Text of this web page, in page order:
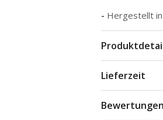
- Hergestellt in
Lieferzeit
Bewertungen